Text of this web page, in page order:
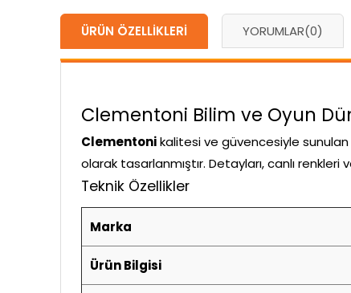
ÜRÜN ÖZELLIKLERI YORUMLAR(0)
Clementoni Bilim ve Oyun
Clementonikalitesi ve güvencesiyle sunulan
olarak tasarlanmıştır. Detayları, canlı renkleri
Teknik Özellikler
Marka
Ürün Bilgisi